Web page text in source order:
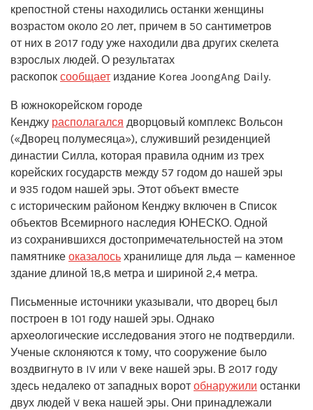
крепостной стены находились останки женщины
возрастом около 20 лет, причем в 50 сантиметров
от них в 2017 году уже находили два других скелета
взрослых людей. О результатах
раскопок сообщает издание Korea JoongAng Daily.
В южнокорейском городе
Кенджу располагался дворцовый комплекс Вольсон
(«Дворец полумесяца»), служивший резиденцией
династии Силла, которая правила одним из трех
корейских государств между 57 годом до нашей эры
и 935 годом нашей эры. Этот объект вместе
с историческим районом Кенджу включен в Список
объектов Всемирного наследия ЮНЕСКО. Одной
из сохранившихся достопримечательностей на этом
памятнике оказалось хранилище для льда — каменное
здание длиной 18,8 метра и шириной 2,4 метра.
Письменные источники указывали, что дворец был
построен в 101 году нашей эры. Однако
археологические исследования этого не подтвердили.
Ученые склоняются к тому, что сооружение было
воздвигнуто в IV или V веке нашей эры. В 2017 году
здесь недалеко от западных ворот обнаружили останки
двух людей V века нашей эры. Они принадлежали